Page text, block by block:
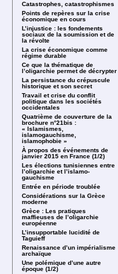
Catastrophes, catastrophismes
Points de repères sur la crise
économique en cours
L’injustice : les fondements
sociaux de la soumission et de
la révolte
La crise économique comme
régime durable
Ce que la thématique de
l’oligarchie permet de décrypter
La persistance du crépuscule
historique et son secret
Travail et crise du conflit
politique dans les sociétés
occidentales
Quatrième de couverture de la
brochure n°21bis :
« Islamismes,
islamogauchisme,
islamophobie »
À propos des événements de
janvier 2015 en France (1/2)
Les élections tunisiennes entre
l’oligarchie et l’islamo-
gauchisme
Entrée en période troublée
Considérations sur la Grèce
moderne
Grèce : Les pratiques
maffieuses de l’oligarchie
européenne
L’insupportable lucidité de
Taguieff
Renaissance d’un impérialisme
archaïque
Une polémique d’une autre
époque (1/2)